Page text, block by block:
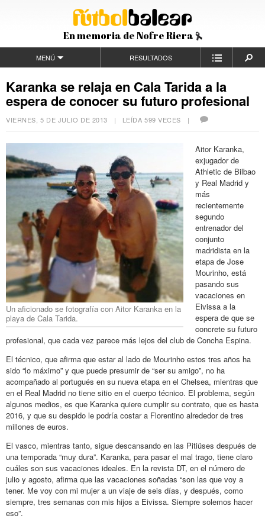
En memoria de Nofre Riera
MENÚ RESULTADOS
Karanka se relaja en Cala Tarida a la
espera de conocer su futuro profesional
VIERNES, 5 DE JULIO DE 2013 | LEÍDA 599 VECES |
Un aficionado se fotografía con Aitor Karanka en la
playa de Cala Tarida.
Aitor Karanka,
exjugador de
Athletic de Bilbao
y Real Madrid y
más
recientemente
segundo
entrenador del
conjunto
madridista en la
etapa de Jose
Mourinho, está
pasando sus
vacaciones en
Eivissa a la
espera de que se
concrete su futuro
profesional, que cada vez parece más lejos del club de Concha Espina.
El técnico, que afirma que estar al lado de Mourinho estos tres años ha
sido “lo máximo” y que puede presumir de “ser su amigo”, no ha
acompañado al portugués en su nueva etapa en el Chelsea, mientras que
en el Real Madrid no tiene sitio en el cuerpo técnico. El problema, según
algunos medios, es que Karanka quiere cumplir su contrato, que es hasta
2016, y que su despido le podría costar a Florentino alrededor de tres
millones de euros.
El vasco, mientras tanto, sigue descansando en las Pitiüses después de
una temporada “muy dura”. Karanka, para pasar el mal trago, tiene claro
cuáles son sus vacaciones ideales. En la revista DT, en el número de
julio y agosto, afirma que las vacaciones soñadas “son las que voy a
tener. Me voy con mi mujer a un viaje de seis días, y después, como
siempre, tres semanas con mis hijos a Eivissa. Siempre solemos hacer
eso”.